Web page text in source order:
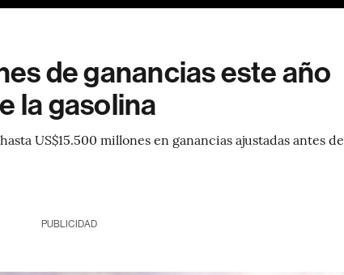
de ganancias este año
la gasolina
US$15.500 millones en ganancias ajustadas antes de
PUBLICIDAD